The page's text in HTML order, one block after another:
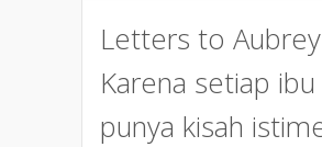
Letters to
Karena setiap ibu
punya kisah